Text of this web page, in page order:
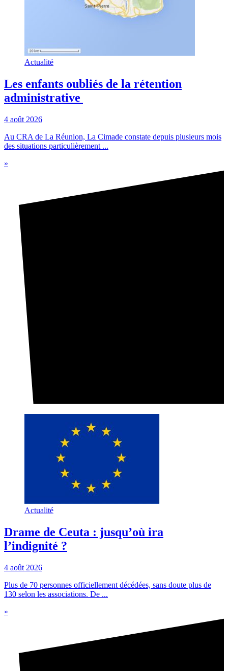
Actualité
Les enfants oubliés de la rétention
administrative
4 août 2026
Au CRA de La Réunion, La Cimade constate depuis plusieurs mois
des situations particulièrement ...
»
Actualité
Drame de Ceuta : jusqu’où ira
l’indignité ?
4 août 2026
Plus de 70 personnes officiellement décédées, sans doute plus de
130 selon les associations. De ...
»